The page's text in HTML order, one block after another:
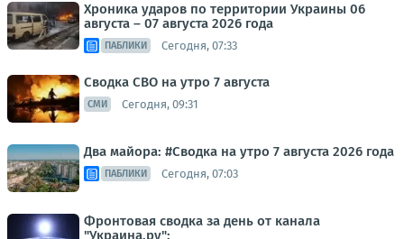
Хроника ударов по территории Украины 06
августа – 07 августа 2026 года
ПАБЛИКИ Сегодня, 07:33
Сводка СВО на утро 7 августа
СМИ Сегодня, 09:31
Два майора: #Сводка на утро 7 августа 2026 года
ПАБЛИКИ Сегодня, 07:03
Фронтовая сводка за день от канала
"Украина.ру":